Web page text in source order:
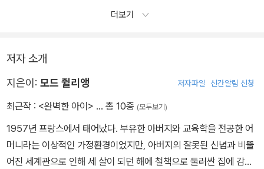
더보기
저자 소개
지은이: 모드 쥘리앵 저자파일 신간알림 신청
최근작 : <완벽한 아이> … 총 10종 (모두보기)
1957년 프랑스에서 태어났다. 부유한 아버지와 교육학을 전공한 어
머니라는 이상적인 가정환경이었지만, 아버지의 잘못된 신념과 비뚤
어진 세계관으로 인해 세 살이 되던 해에 철책으로 둘러싼 집에 감금,